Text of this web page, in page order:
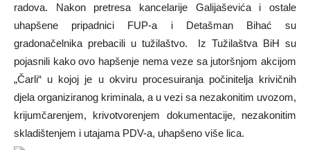
radova. Nakon pretresa kancelarije Galijaševića i ostale
uhapšene pripadnici FUP-a i Detašman Bihać su
gradonačelnika prebacili u tužilaštvo. Iz Tužilaštva BiH su
pojasnili kako ovo hapšenje nema veze sa jutoršnjom akcijom
„Čarli“ u kojoj je u okviru procesuiranja počinitelja krivičnih
djela organiziranog kriminala, a u vezi sa nezakonitim uvozom,
krijumčarenjem, krivotvorenjem dokumentacije, nezakonitim
skladištenjem i utajama PDV-a, uhapšeno više lica.